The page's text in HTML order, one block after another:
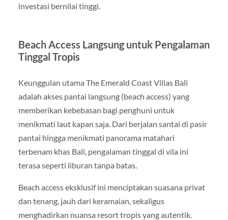
investasi bernilai tinggi.
Beach Access Langsung untuk Pengalaman
Tinggal Tropis
Keunggulan utama The Emerald Coast Villas Bali
adalah akses pantai langsung (beach access) yang
memberikan kebebasan bagi penghuni untuk
menikmati laut kapan saja. Dari berjalan santai di pasir
pantai hingga menikmati panorama matahari
terbenam khas Bali, pengalaman tinggal di vila ini
terasa seperti liburan tanpa batas.
Beach access eksklusif ini menciptakan suasana privat
dan tenang, jauh dari keramaian, sekaligus
menghadirkan nuansa resort tropis yang autentik.